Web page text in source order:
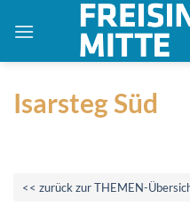
Inhalt
Isarsteg Süd
<< zurück zur THEMEN-